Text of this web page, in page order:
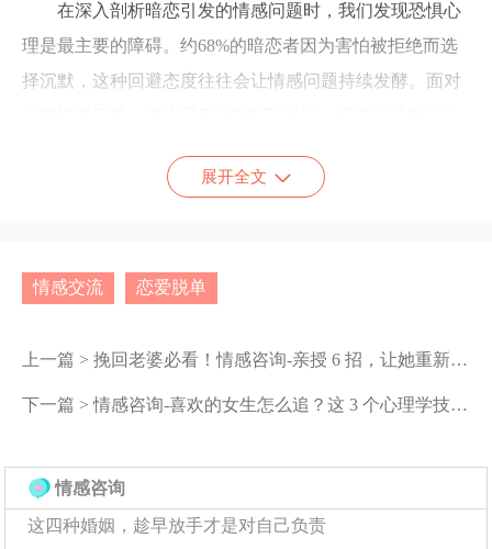
在深入剖析暗恋引发的情感问题时，我们发现恐惧心
理是最主要的障碍。约68%的暗恋者因为害怕被拒绝而选
择沉默，这种回避态度往往会让情感问题持续发酵。面对
动表白者的心理压力指数比沉默者低55%，即使遭遇拒
绝，其情感问题的恢复周期也明显缩短。处理这类情感问
0%。
心态调整是应对情感问题的重要环节。研究发现，被
拒绝后能在一周内恢复社交活动的个体，其情感问题的后
续影响降低65%。针对这类情感问题，推荐采用"21天习惯
展开全文
情感交流 恋爱脱单
上一篇 > 挽回老婆必看！情感咨询-亲授 6 招，让她重新爱上你
下一篇 >情感咨询-喜欢的女生怎么追？这 3 个心理学技巧让她主动靠近你
情感咨询
这四种婚姻，趁早放手才是对自己负责